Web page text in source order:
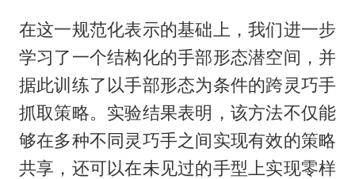
在这一规范化表示的基础上，我们进一步
学习了一个结构化的手部形态潜空间，并
据此训练了以手部形态为条件的跨灵巧手
抓取策略。实验结果表明，该方法不仅能
够在多种不同灵巧手之间实现有效的策略
共享，还可以在未见过的手型上实现零样